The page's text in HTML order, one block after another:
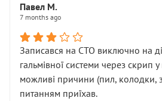
Павел М.
7 months ago
Записався на СТО виключно на
гальмівної системи через скрип
можливі причини (пил, колодки,
питанням приїхав.